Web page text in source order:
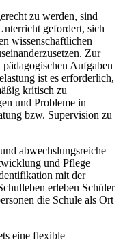
zu werden, sind
gefordert, sich
wissenschaftlichen
Zur
Aufgaben
ist es erforderlich,
kritisch zu
und Probleme in
bzw. Supervision zu
abwechslungsreiche
und Pflege
mit der
erleben Schüler
die Schule als Ort
eine flexible